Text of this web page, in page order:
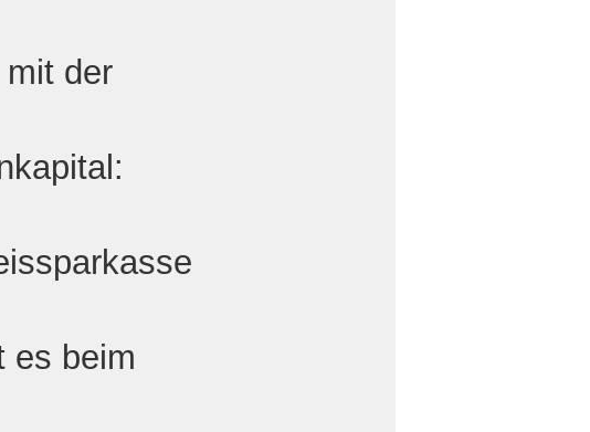
der
es beim